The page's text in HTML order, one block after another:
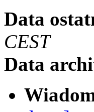
Data
CEST
Data